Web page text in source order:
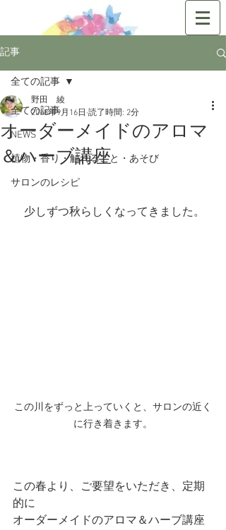
記事
全ての記事
NEWS
植物・香り・触れること・あそび
サロンのレシピ
全ての記事
オーダーメイドのアロマ
＆ハーブ講座
野田 綾
2018年9月16日 読了時間: 2分
少しずつ秋らしくなってきました。
この川をずっと上っていくと、サロンの近く
に行き着きます。
この春より、ご要望をいただき、定期
的に
オーダーメイドのアロマ＆ハーブ講座